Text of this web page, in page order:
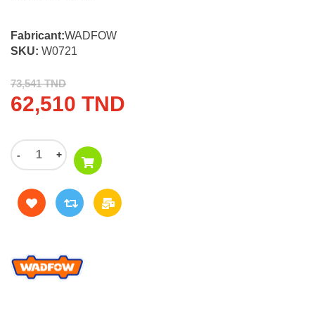
Fabricant:WADFOW
SKU: W0721
73,541 TND
62,510 TND
- +